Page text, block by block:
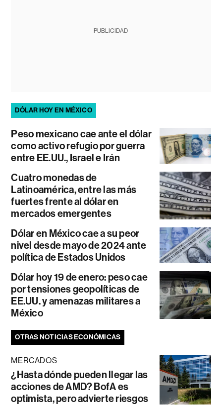
PUBLICIDAD
DÓLAR HOY EN MÉXICO
Peso mexicano cae ante el dólar
como activo refugio por guerra
entre EE.UU., Israel e Irán
Cuatro monedas de
Latinoamérica, entre las más
fuertes frente al dólar en
mercados emergentes
Dólar en México cae a su peor
nivel desde mayo de 2024 ante
política de Estados Unidos
Dólar hoy 19 de enero: peso cae
por tensiones geopolíticas de
EE.UU. y amenazas militares a
México
OTRAS NOTICIAS ECONÓMICAS
MERCADOS
¿Hasta dónde pueden llegar las
acciones de AMD? BofA es
optimista, pero advierte riesgos